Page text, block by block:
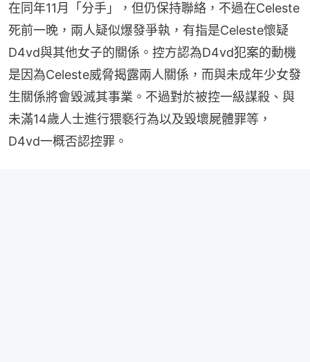
在同年11月「分手」，但仍保持聯絡，不過在Celeste
死前一晚，兩人疑似爆發爭執，有指是Celeste懷疑
D4vd與其他女子的關係。控方認為D4vd犯案的動機
是因為Celeste威脅揭露兩人關係，而與未成年少女發
生關係將會毀滅其事業。不過對於被控一級謀殺、與
未滿14歲人士進行猥褻行為以及毀壞屍體罪等，
D4vd一概否認控罪。